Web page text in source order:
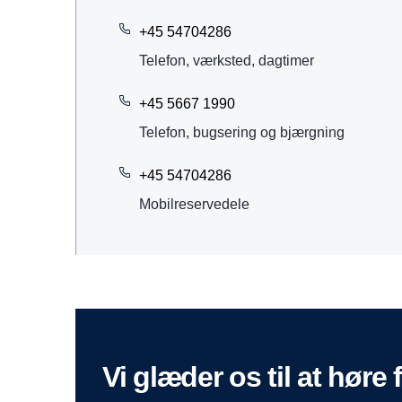
+45 54704286
Telefon, værksted, dagtimer
+45 5667 1990
Telefon, bugsering og bjærgning
+45 54704286
Mobilreservedele
vi glæder os til at høre